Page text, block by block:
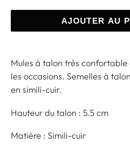
AJOUTER AU
d'un
produit
à
panier
Mules à talon très
les occasions. Semelles à
en simili-cuir.
Hauteur du talon : 5.5 cm
Matière : Simili-cuir